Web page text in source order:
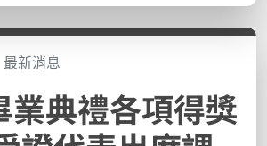
最新消息
業典禮各項得獎